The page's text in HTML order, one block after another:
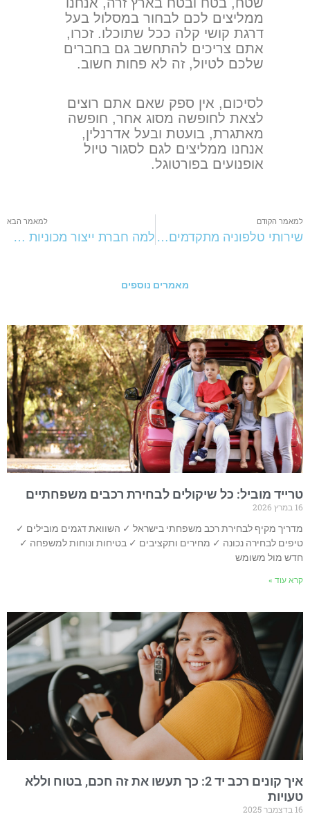
ממליצים לכם לבחור במסלול בעל
דרגת קושי קלה ככל שתוכלו. זכרו,
אתם צריכים להתחשב גם בחברים
שלכם לטיול, זה לא פחות חשוב.
לסיכום, אין ספק שאם אתם רוצים
לצאת לחופשה מסוג אחר, חופשה
מאתגרת, בועטת ובעל אדרנלין,
אנחנו ממליצים לגם לסגור טיול
אופנועים בפורטוגל.
למאמר הקודם
שירותי טלפוניה מתקדמים – המדריך המלא לסוכנויות רכב
למאמר הבא
למה חברת ייצור מכוניות צריכה שירות ERP?
מאמרים נוספים
טרייד מוביל: כל שיקולים לבחירת רכבים משפחתיים
16 במרץ 2026
מדריך מקיף לבחירת רכב משפחתי בישראל ✓ השוואת דגמים מובילים ✓
טיפים לבחירה נכונה ✓ מחירים ותקציבים ✓ בטיחות ונוחות למשפחה ✓
חדש מול משומש
קרא עוד »
איך קונים רכב יד 2: כך תעשו את זה חכם, בטוח וללא
טעויות
16 בדצמבר 2025